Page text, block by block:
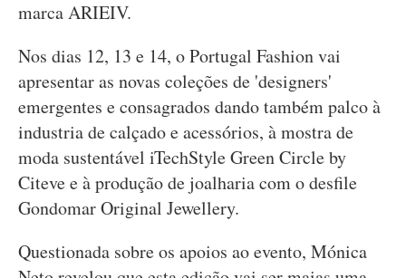
marca ARIEIV.
Nos dias 12, 13 e 14, o Portugal Fashion vai
apresentar as novas coleções de 'designers'
emergentes e consagrados dando também palco à
industria de calçado e acessórios, à mostra de
moda sustentável iTechStyle Green Circle by
Citeve e à produção de joalharia com o desfile
Gondomar Original Jewellery.
Questionada sobre os apoios ao evento, Mónica